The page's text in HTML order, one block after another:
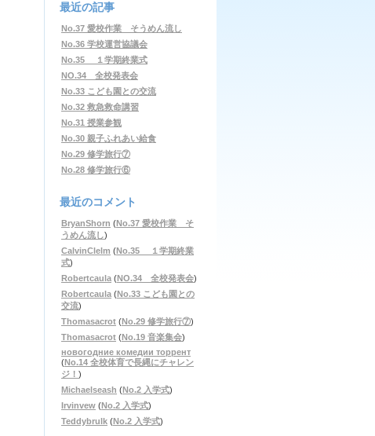
最近の記事
No.37 愛校作業 そうめん流し
No.36 学校運営協議会
No.35 １学期終業式
NO.34 全校発表会
No.33 こども園との交流
No.32 救急救命講習
No.31 授業参観
No.30 親子ふれあい給食
No.29 修学旅行⑦
No.28 修学旅行⑥
最近のコメント
BryanShorn (No.37 愛校作業 そ
うめん流し)
CalvinClelm (No.35 １学期終業
式)
Robertcaula (NO.34 全校発表会)
Robertcaula (No.33 こども園との
交流)
Thomasacrot (No.29 修学旅行⑦)
Thomasacrot (No.19 音楽集会)
новогодние комедии торрент
(No.14 全校体育で長縄にチャレン
ジ！ )
Michaelseash (No.2 入学式)
Irvinvew (No.2 入学式)
Teddybrulk (No.2 入学式)